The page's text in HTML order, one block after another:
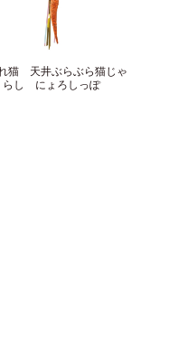
猫 天井ぶらぶら猫じゃ
らし にょろしっぽ